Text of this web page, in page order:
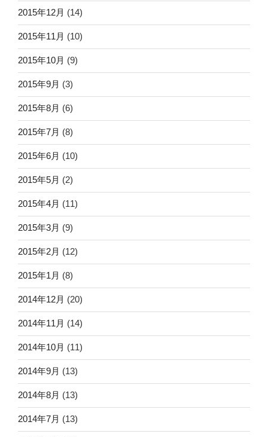
2015年12月 (14)
2015年11月 (10)
2015年10月 (9)
2015年9月 (3)
2015年8月 (6)
2015年7月 (8)
2015年6月 (10)
2015年5月 (2)
2015年4月 (11)
2015年3月 (9)
2015年2月 (12)
2015年1月 (8)
2014年12月 (20)
2014年11月 (14)
2014年10月 (11)
2014年9月 (13)
2014年8月 (13)
2014年7月 (13)